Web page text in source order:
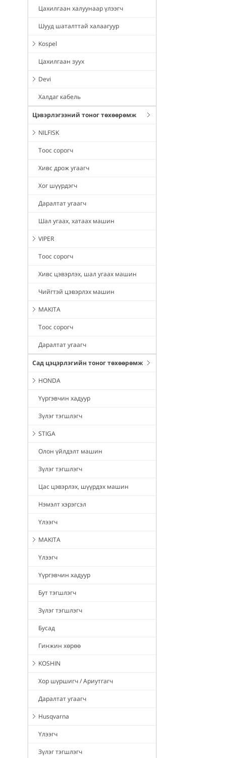
Цахилгаан халуунаар үлээгч
Шууд шаталттай халаагуур
Kospel
Цахилгаан зуух
Devi
Халдаг кабель
Цэвэрлэгээний тоног төхөөрөмж
NILFISK
Тоос сорогч
Хивс дрож угаагч
Хог шүүрдэгч
Даралтат угаагч
Шал угаах, хатаах машин
VIPER
Тоос сорогч
Хивс цэвэрлэх, шал угаах машин
Чийгтэй цэвэрлэх машин
MAKITA
Тоос сорогч
Даралтат угаагч
Сад цэцэрлэгийн тоног төхөөрөмж
HONDA
Үүргэвчин хадуур
Зүлэг тэгшлэгч
STIGA
Олон үйлдэлт машин
Зүлэг тэгшлэгч
Цас цэвэрлэх, шүүрдэх машин
Нэмэлт хэрэгсэл
Үлээгч
MAKITA
Үлээгч
Үүргэвчин хадуур
Бут тэгшлэгч
Зүлэг тэгшлэгч
Бусад
Гинжин хөрөө
KOSHIN
Хор шүршигч / Ариутгагч
Даралтат угаагч
Husqvarna
Үлээгч
Зүлэг тэгшлэгч